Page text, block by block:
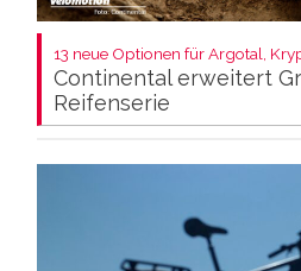
13 neue Optionen für Argotal,
Continental erweitert
Reifenserie